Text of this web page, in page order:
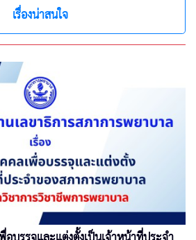
เรื่องน่าสนใจ